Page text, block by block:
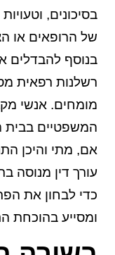
בסיכונים,
של הרופאים או
בנוסף להבדלים
רשלנות רפאית
מומחים. אנשי
המשפטיים בבית
אם, מתי והיכן
עורך דין מנוסה
כדי לבחון את
ומסייע בהוכחת